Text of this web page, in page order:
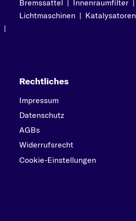
|
Bremssattel | Innenraumfilter |
Lichtmaschinen | Katalysatoren
Rechtliches
Impressum
Datenschutz
AGBs
Widerrufsrecht
Cookie-Einstellungen